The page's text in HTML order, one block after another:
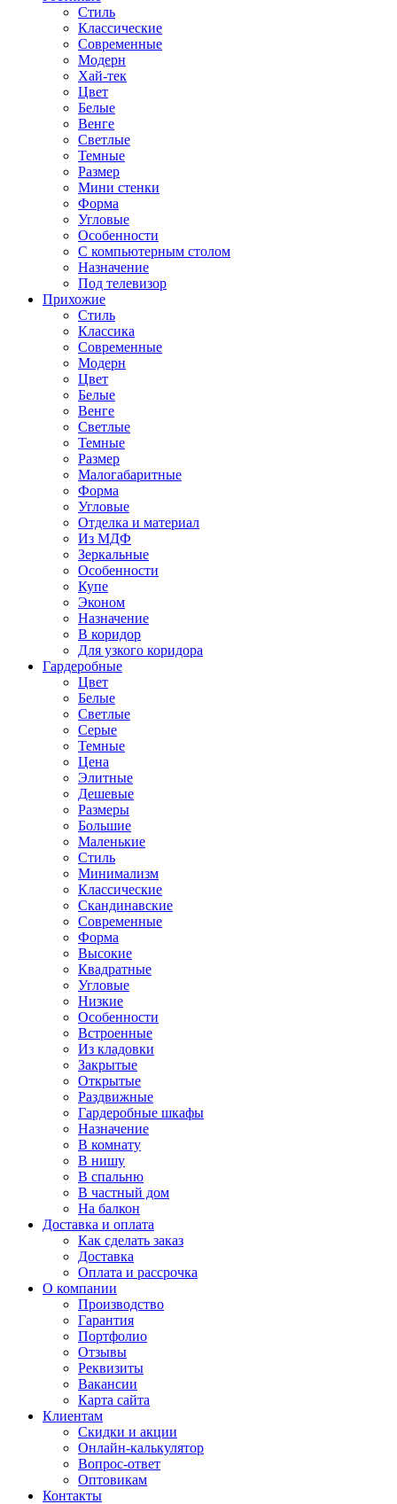
Стиль
Классические
Современные
Модерн
Хай-тек
Цвет
Белые
Венге
Светлые
Темные
Размер
Мини стенки
Форма
Угловые
Особенности
С компьютерным столом
Назначение
Под телевизор
Прихожие
Стиль
Классика
Современные
Модерн
Цвет
Белые
Венге
Светлые
Темные
Размер
Малогабаритные
Форма
Угловые
Отделка и материал
Из МДФ
Зеркальные
Особенности
Купе
Эконом
Назначение
В коридор
Для узкого коридора
Гардеробные
Цвет
Белые
Светлые
Серые
Темные
Цена
Элитные
Дешевые
Размеры
Большие
Маленькие
Стиль
Минимализм
Классические
Скандинавские
Современные
Форма
Высокие
Квадратные
Угловые
Низкие
Особенности
Встроенные
Из кладовки
Закрытые
Открытые
Раздвижные
Гардеробные шкафы
Назначение
В комнату
В нишу
В спальню
В частный дом
На балкон
Доставка и оплата
Как сделать заказ
Доставка
Оплата и рассрочка
О компании
Производство
Гарантия
Портфолио
Отзывы
Реквизиты
Вакансии
Карта сайта
Клиентам
Скидки и акции
Онлайн-калькулятор
Вопрос-ответ
Оптовикам
Контакты